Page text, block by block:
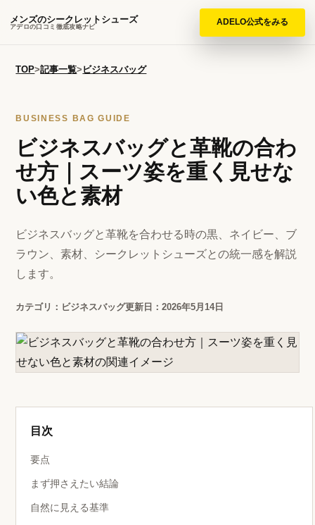
メンズのシークレットシューズ
アデロの口コミ徹底攻略ナビ ADELO公式をみる
TOP>記事一覧> ビジネスバッグ
BUSINESS BAG GUIDE
ビジネスバッグと革靴の合わ
せ方｜スーツ姿を重く見せな
い色と素材
ビジネスバッグと革靴を合わせる時の黒、ネイビー、ブ
ラウン、素材、シークレットシューズとの統一感を解説
します。
カテゴリ：ビジネスバッグ更新日：2026年5月14日
目次
要点
まず押さえたい結論
自然に見える基準